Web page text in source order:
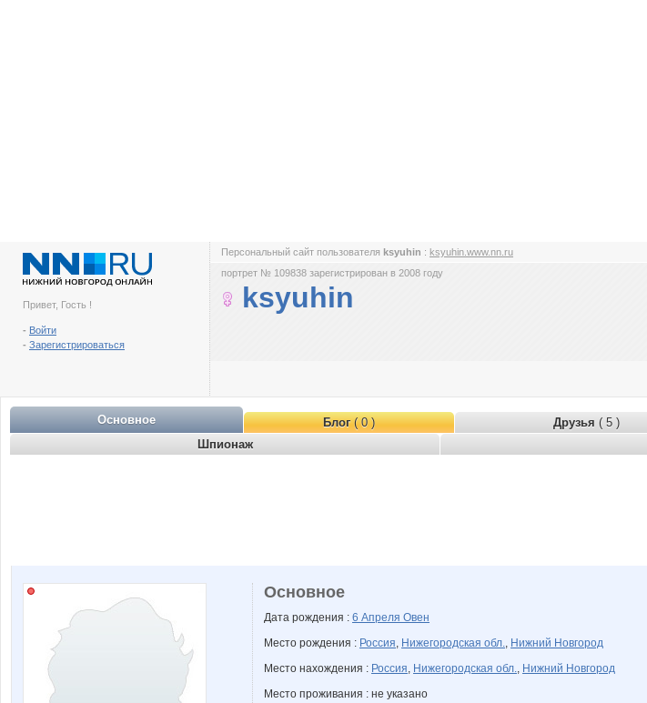
Привет, Гость !
- Войти
- Зарегистрироваться
Персональный сайт пользователя ksyuhin : ksyuhin.www.nn.ru
портрет № 109838 зарегистрирован в 2008 году
ksyuhin
Основное Блог( 0 ) Друзья ( 5 )
Шпионаж
Основное
Дата рождения : 6 Апреля Овен
Место рождения : Россия, Нижегородская обл., Нижний Новгород
Место нахождения : Россия, Нижегородская обл., Нижний Новгород
Место проживания : не указано